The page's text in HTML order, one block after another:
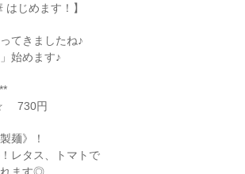
はじめます！】
てきましたね♪
始めます♪
730円
麺》！
レタス、トマトで
れます◎